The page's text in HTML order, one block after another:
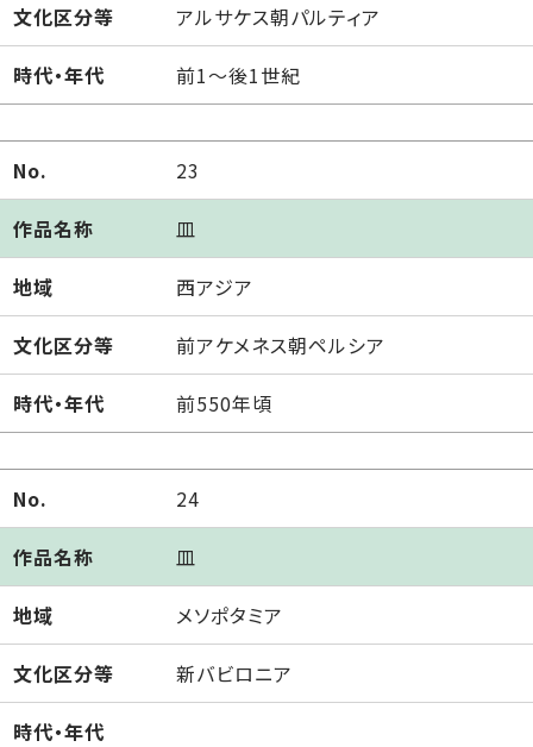
文化区分等 アルサケス朝パルティア
時代・年代 前1～後1世紀
No. 23
作品名称 皿
地域 西アジア
文化区分等 前アケメネス朝ペルシア
時代・年代 前550年頃
No. 24
作品名称 皿
地域 メソポタミア
文化区分等 新バビロニア
時代・年代